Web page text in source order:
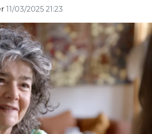
11/03/2025 21:23